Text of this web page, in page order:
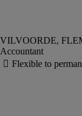
Accountant